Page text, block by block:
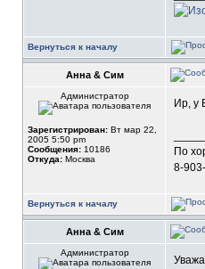
Вернуться к началу
Анна & Сим
Администратор
Зарегистрирован: Вт мар 22,
2005 5:50 pm
Сообщения: 10186
Откуда: Москва
Ир, у
По
8-
Вернуться к началу
Анна & Сим
Администратор